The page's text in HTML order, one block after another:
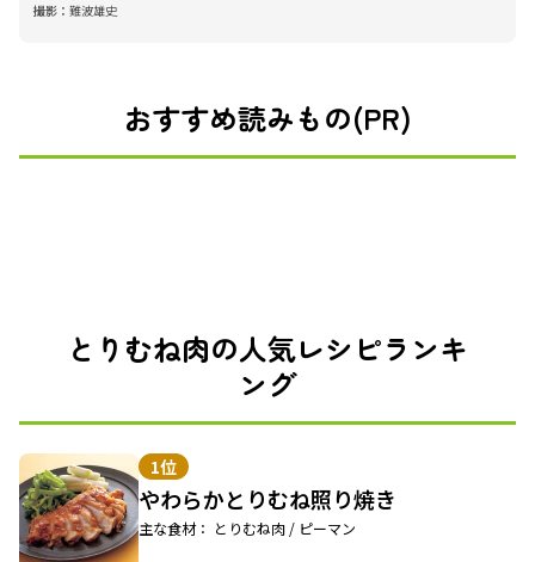
撮影： 難波雄史
おすすめ読みもの(PR)
とりむね肉の人気レシピランキ
ング
1位
やわらかとりむね照り焼き
主な食材： とりむね肉 / ピーマン